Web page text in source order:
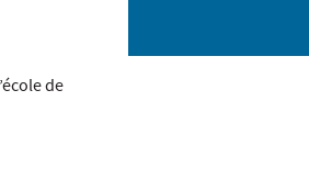
de